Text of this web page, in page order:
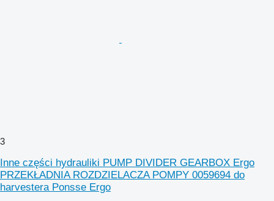
3
Inne części hydrauliki PUMP DIVIDER GEARBOX Ergo
PRZEKŁADNIA ROZDZIELACZA POMPY 0059694 do
harvestera Ponsse Ergo